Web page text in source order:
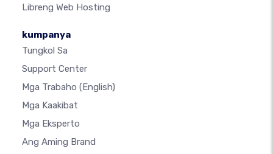
Libreng Web Hosting
kumpanya
Tungkol Sa
Support Center
Mga Trabaho (English)
Mga Kaakibat
Mga Eksperto
Ang Aming Brand